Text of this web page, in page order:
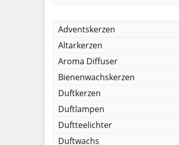
Adventskerzen
Altarkerzen
Aroma Diffuser
Bienenwachskerzen
Duftkerzen
Duftlampen
Duftteelichter
Duftwachs